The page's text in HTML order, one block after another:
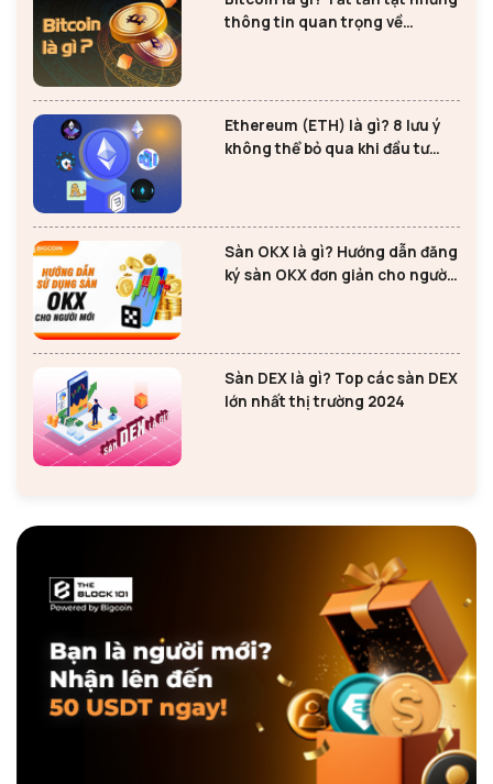
thông tin quan trọng về
Ethereum (ETH) là gì? 8 lưu ý
không thể bỏ qua khi đầu tư
Sàn OKX là gì? Hướng dẫn đăng
ký sàn OKX đơn giản cho người
Sàn DEX là gì? Top các sàn DEX
lớn nhất thị trường 2024